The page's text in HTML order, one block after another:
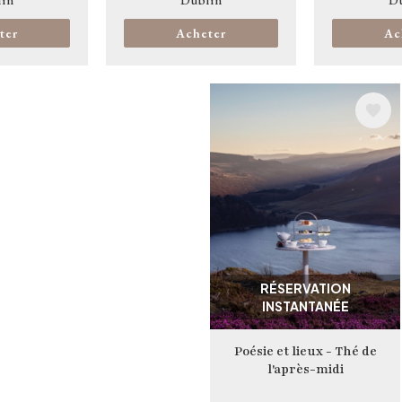
Acheter
RÉSERVATION
INSTANTANÉE
Image
Poésie et lieux - Thé de
l'après-midi